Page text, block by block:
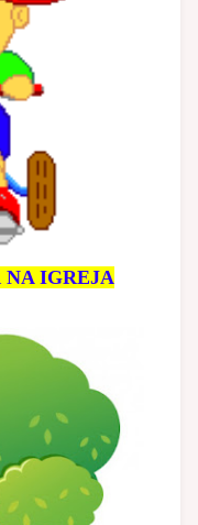
NA IGREJA